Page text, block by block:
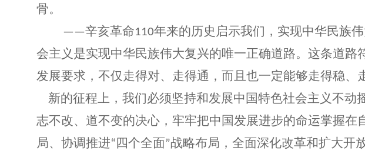
骨。
——辛亥革命110年来的历史启示我们，实现中华民族
会主义是实现中华民族伟大复兴的唯一正确道路。这条道
发展要求，不仅走得对、走得通，而且也一定能够走得稳、
新的征程上，我们必须坚持和发展中国特色社会主义不动
志不改、道不变的决心，牢牢把中国发展进步的命运掌握在
局、协调推进“ 四个全面”战略布局，全面深化改革和扩大开